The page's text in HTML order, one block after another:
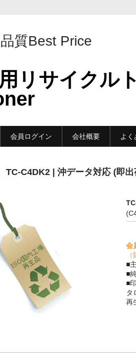
質Best Price
リサイクル
会員ログイン 会社概要 よく
TC-C4DK2 | 沖データ対応 (即出
会
■
■
■
タ
再